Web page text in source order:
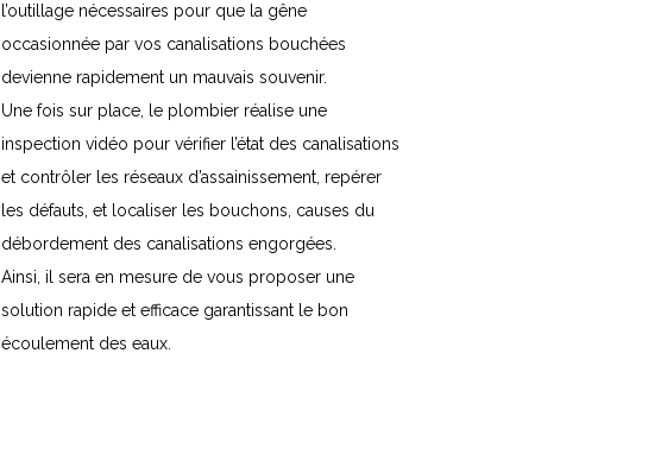
l’outillage nécessaires pour que la gêne
occasionnée par vos canalisations bouchées
devienne rapidement un mauvais souvenir.
Une fois sur place, le plombier réalise une
inspection vidéo pour vérifier l’état des canalisations
et contrôler les réseaux d’assainissement, repérer
les défauts, et localiser les bouchons, causes du
débordement des canalisations engorgées.
Ainsi, il sera en mesure de vous proposer une
solution rapide et efficace garantissant le bon
écoulement des eaux.